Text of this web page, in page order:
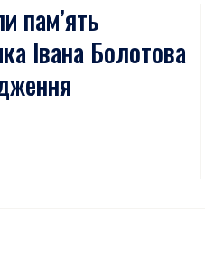
пам’ять
Івана Болотова